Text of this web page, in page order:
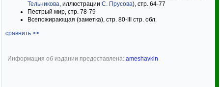
Тельникова, иллюстрации С. Прусова), стр. 64-77
Пестрый мир, стр. 78-79
Всепожирающая (заметка), стр. 80-III стр. обл.
сравнить >>
Информация об издании предоставлена: ameshavkin